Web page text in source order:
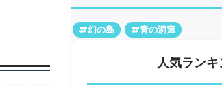
#幻の島 #青の洞窟
人気ランキ